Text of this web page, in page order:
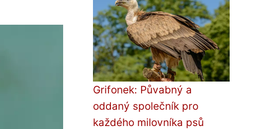
Grifonek: Půvabný a
oddaný společník pro
každého milovníka psů